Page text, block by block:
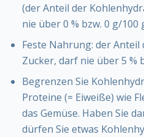
(der Anteil der
nie über 0 % bzw. 0 g/100
Feste Nahrung: der
Zucker, darf nie über 5 %
Begrenzen Sie
Proteine (= Eiweiße) wie
das Gemüse. Haben Sie
dürfen Sie etwas